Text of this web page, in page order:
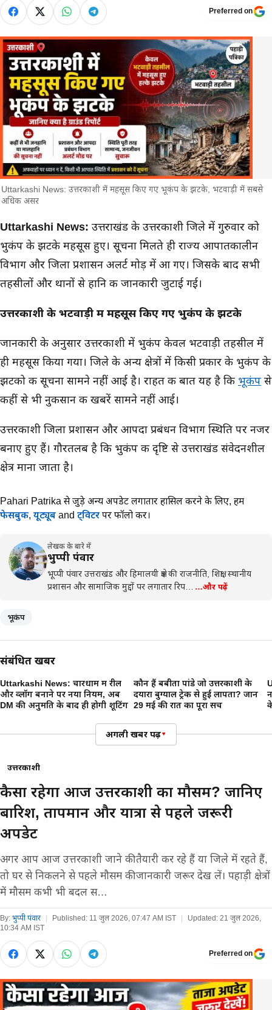
Preferred on
Uttarkashi News: उत्तरकाशी में महसूस किए गए भूकंप के झटके, भटवाड़ी में सबसे
अधिक असर
मुख्य समाचार
Uttarkashi News: उत्तराखंड के उत्तरकाशी जिले में गुरुवार को
भुकंप के झटके महसूस हुए। सूचना मिलते ही राज्य आपातकालीन
विभाग और जिला प्रशासन अलर्ट मोड़ में आ गए। जिसके बाद सभी
तहसीलों और थानों से हानि की जानकारी जुटाई गई।
उत्तरकाशी के भटवाड़ी में महसूस किए गए भुकंप के झटके
जानकारी के अनुसार उत्तरकाशी में भुकंप केवल भटवाड़ी तहसील में
ही महसूस किया गया। जिले के अन्य क्षेत्रों में किसी प्रकार के भुकंप के
झटको की सूचना सामने नहीं आई है। राहत की बात यह है कि भूकंप से
कहीं से भी नुकसान की खबरें सामने नहीं आई।
उत्तरकाशी जिला प्रशासन और आपदा प्रबंधन विभाग स्थिति पर नजर
बनाए हुए हैं। गौरतलब है कि भुकंप की दृष्टि से उत्तराखंड संवेदनशील
क्षेत्र माना जाता है।
Pahari Patrika से जुड़े अन्य अपडेट लगातार हासिल करने के लिए, हमें
फेसबुक, यूट्यूब and ट्विटर पर फॉलो करें।
लेखक के बारे में
भुप्पी पंवार
भूप्पी पंवार उत्तराखंड और हिमालयी क्षेत्र की राजनीति, शिक्षा, स्थानीय
प्रशासन और सामाजिक मुद्दों पर लगातार रिप…
…और पढ़ें
भूकंप
संबंधित खबरें
Uttarkashi News: चारधाम में रील
और व्लॉग बनाने पर नया नियम, अब
DM की अनुमति के बाद ही होगी शूटिंग
कौन हैं बबीता पांडे जो उत्तरकाशी के
दयारा बुग्याल ट्रेक से हुईं लापता? जानें
29 मई की रात का पूरा सच
अगली खबर पढ़ें▾
उत्तरकाशी
कैसा रहेगा आज उत्तरकाशी का मौसम? जानिए
बारिश, तापमान और यात्रा से पहले जरूरी
अपडेट
अगर आप आज उत्तरकाशी जाने की तैयारी कर रहे हैं या जिले में रहते हैं,
तो घर से निकलने से पहले मौसम की जानकारी जरूर देख लें। पहाड़ी क्षेत्रों
में मौसम कभी भी बदल स…
By: भुप्पी पंवार Published: 11 जुल 2026, 07:47 AM IST Updated: 21 जुल 2026,
10:34 AM IST
Preferred on